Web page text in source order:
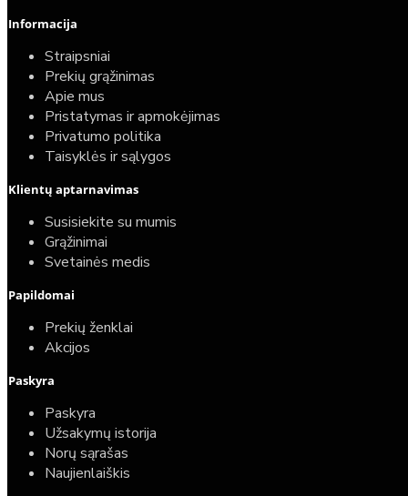
Komplektas: Tece potinkinis WC rėmas su baltu
lėtaeigiu dangčiu
587,00€
389,00€
Informacija
Straipsniai
Prekių grąžinimas
Apie mus
Pristatymas ir apmokėjimas
Privatumo politika
Taisyklės ir sąlygos
Klientų aptarnavimas
Susisiekite su mumis
Grąžinimai
Svetainės medis
Papildomai
Prekių ženklai
Akcijos
Paskyra
Paskyra
Užsakymų istorija
Norų sąrašas
Naujienlaiškis